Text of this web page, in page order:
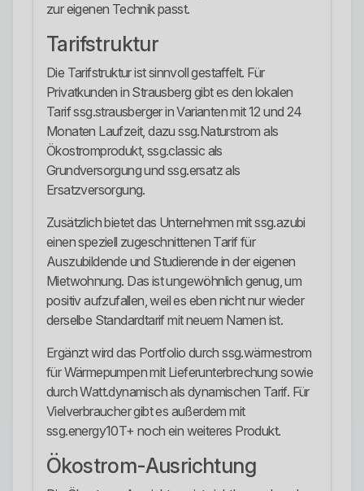
zur eigenen Technik passt.
Tarifstruktur
Die Tarifstruktur ist sinnvoll gestaffelt. Für
Privatkunden in Strausberg gibt es den lokalen
Tarif ssg.strausberger in Varianten mit 12 und 24
Monaten Laufzeit, dazu ssg.Naturstrom als
Ökostromprodukt, ssg.classic als
Grundversorgung und ssg.ersatz als
Ersatzversorgung.
Zusätzlich bietet das Unternehmen mit ssg.azubi
einen speziell zugeschnittenen Tarif für
Auszubildende und Studierende in der eigenen
Mietwohnung. Das ist ungewöhnlich genug, um
positiv aufzufallen, weil es eben nicht nur wieder
derselbe Standardtarif mit neuem Namen ist.
Ergänzt wird das Portfolio durch ssg.wärmestrom
für Wärmepumpen mit Lieferunterbrechung sowie
durch Watt.dynamisch als dynamischen Tarif. Für
Vielverbraucher gibt es außerdem mit
ssg.energy10T+ noch ein weiteres Produkt.
Ökostrom-Ausrichtung